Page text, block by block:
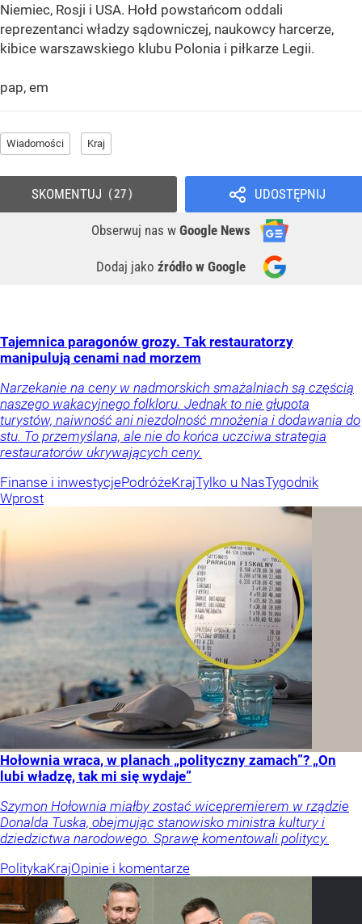
Niemiec, Rosji i USA. Hołd powstańcom oddali
reprezentanci władzy sądowniczej, naukowcy harcerze,
kibice warszawskiego klubu Polonia i piłkarze Legii.
pap, em
Wiadomości Kraj
UDOSTĘPNIJ
Obserwuj nas w Google News
Dodaj jako źródło w Google
SKOMENTUJ 27
Tajemnica paragonów grozy. Tak restauratorzy
manipulują cenami nad morzem
Narzekanie na ceny w nadmorskich smażalniach są częścią
naszego wakacyjnego folkloru. Jednak to nie głupota
turystów, naiwność ani niezdolność mnożenia i dodawania do
stu. To przemyślana, ale nie do końca uczciwa strategia
restauratorów ukrywających ceny.
Finanse i inwestycjePodróżeKrajTylko u NasTygodnik
Wprost
Hołownia wraca, w planach „polityczny zamach”? „On
lubi władzę, tak mi się wydaje”
Szymon Hołownia miałby zostać wicepremierem w rządzie
Donalda Tuska, obejmując stanowisko ministra kultury i
dziedzictwa narodowego. Sprawę komentowali politycy.
PolitykaKrajOpinie i komentarze